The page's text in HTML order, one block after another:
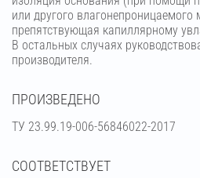
или другого влагонепроницаемого
препятствующая капиллярному
В остальных случаях
производителя.
ПРОИЗВЕДЕНО
ТУ 23.99.19-006-56846022-2017
СООТВЕТСТВУЕТ